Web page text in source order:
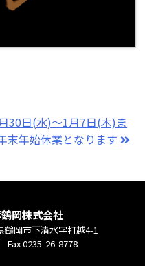
30日(水)～1月7日(木)ま
末年始休業となります
岡株式会社
鶴岡市下清水字打越4-1
Fax 0235-26-8778